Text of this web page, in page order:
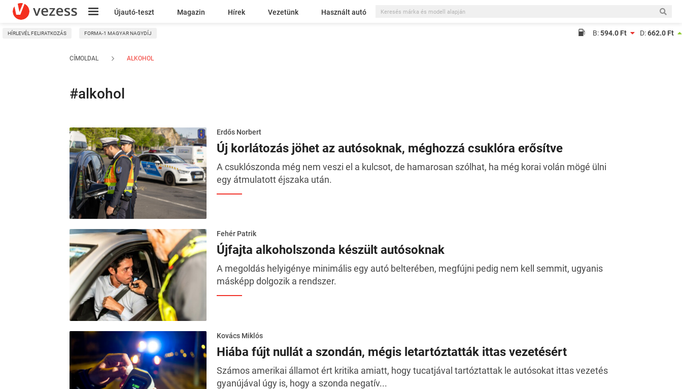
Újautó-teszt Magazin Hírek Vezetünk Használt autó
Kresz
HÍRLEVÉL FELIRATKOZÁS FORMA-1 MAGYAR NAGYDÍJ B:594.0 Ft D:662.0 Ft
CÍMOLDAL ALKOHOL
#alkohol
Erdős Norbert
Új korlátozás jöhet az autósoknak, méghozzá csuklóra erősítve
A csuklószonda még nem veszi el a kulcsot, de hamarosan szólhat, ha még korai volán mögé ülni
egy átmulatott éjszaka után.
Fehér Patrik
Újfajta alkoholszonda készült autósoknak
A megoldás helyigénye minimális egy autó belterében, megfújni pedig nem kell semmit, ugyanis
másképp dolgozik a rendszer.
Kovács Miklós
Hiába fújt nullát a szondán, mégis letartóztatták ittas vezetésért
Számos amerikai államot ért kritika amiatt, hogy tucatjával tartóztattak le autósokat ittas vezetés
gyanújával úgy is, hogy a szonda negatív...